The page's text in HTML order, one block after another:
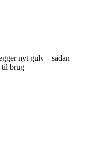
nyt gulv – sådan
til brug